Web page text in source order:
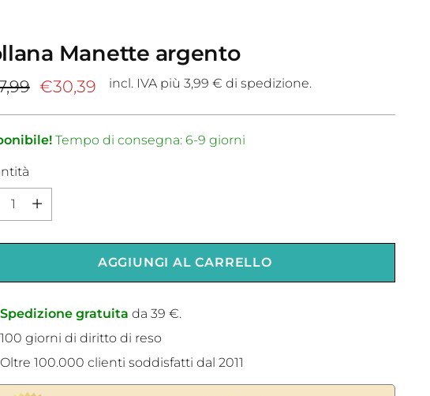
Manette argento
€30,39 incl. IVA più 3,99 € di spedizione.
Tempo di consegna: 6-9 giorni
AGGIUNGI AL CARRELLO
Spedizione gratuita da 39 €.
100 giorni di diritto di reso
Oltre 100.000 clienti soddisfatti dal 2011